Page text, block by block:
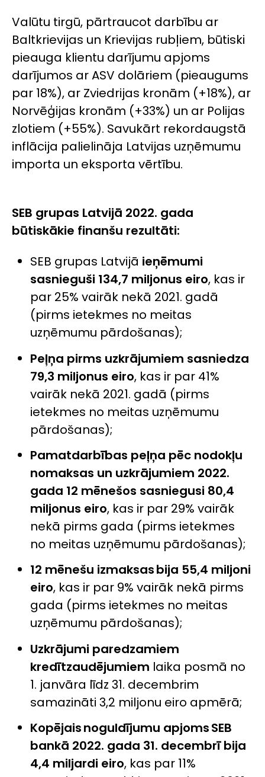
Valūtu tirgū, pārtraucot darbību ar
Baltkrievijas un Krievijas rubļiem, būtiski
pieauga klientu darījumu apjoms
darījumos ar ASV dolāriem (pieaugums
par 18%), ar Zviedrijas kronām (+18%), ar
Norvēģijas kronām (+33%) un ar Polijas
zlotiem (+55%). Savukārt rekordaugstā
inflācija palielināja Latvijas uzņēmumu
importa un eksporta vērtību.
SEB grupas Latvijā 2022. gada
būtiskākie finanšu rezultāti:
SEB grupas Latvijā ieņēmumi
sasnieguši 134,7 miljonus eiro, kas ir
par 25% vairāk nekā 2021. gadā
(pirms ietekmes no meitas
uzņēmumu pārdošanas);
Peļņa pirms uzkrājumiem sasniedza
79,3 miljonus eiro, kas ir par 41%
vairāk nekā 2021. gadā (pirms
ietekmes no meitas uzņēmumu
pārdošanas);
Pamatdarbības peļņa pēc nodokļu
nomaksas un uzkrājumiem 2022.
gada 12 mēnešos sasniegusi 80,4
miljonus eiro, kas ir par 29% vairāk
nekā pirms gada (pirms ietekmes
no meitas uzņēmumu pārdošanas);
12 mēnešu izmaksas bija 55,4 miljoni
eiro, kas ir par 9% vairāk nekā pirms
gada (pirms ietekmes no meitas
uzņēmumu pārdošanas);
Uzkrājumi paredzamiem
kredītzaudējumiem laika posmā no
1. janvāra līdz 31. decembrim
samazināti 3,2 miljonu eiro apmērā;
Kopējais noguldījumu apjoms SEB
bankā 2022. gada 31. decembrī bija
4,4 miljardi eiro, kas par 11%